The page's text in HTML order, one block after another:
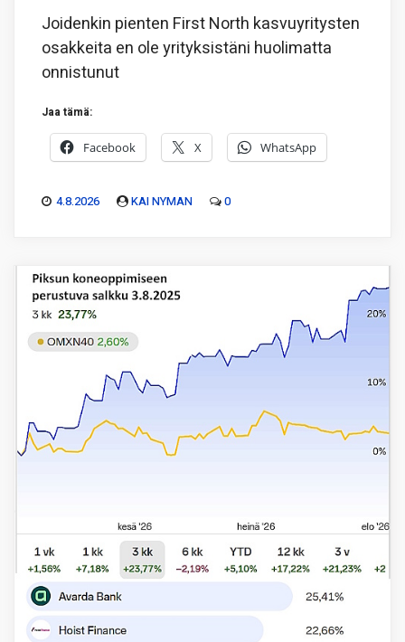
Joidenkin pienten First North kasvuyritysten
osakkeita en ole yrityksistäni huolimatta
onnistunut
Jaa tämä:
Facebook X WhatsApp
4.8.2026 KAI NYMAN 0